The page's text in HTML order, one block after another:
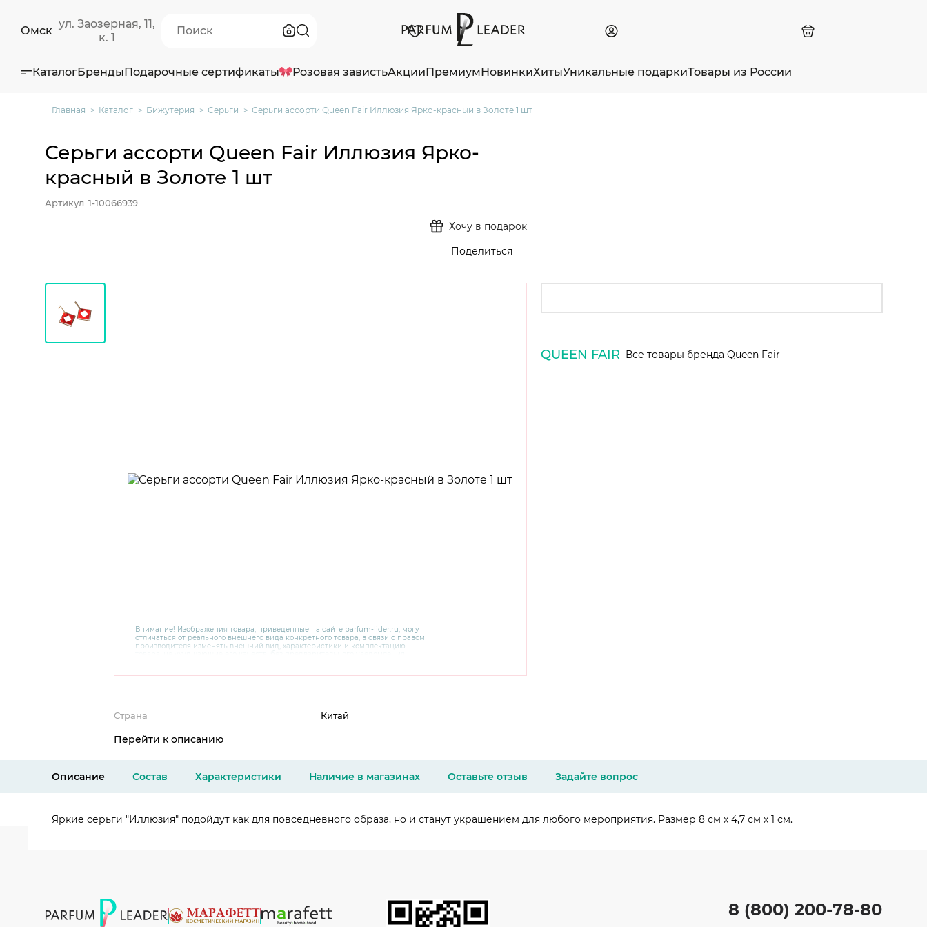
Омск
ул. Заозерная, 11,
к. 1
КаталогБрендыПодарочные сертификаты Розовая завистьАкцииПремиумНовинкиХитыУникальные подаркиТовары из России
Главная Каталог Бижутерия Серьги Серьги ассорти Queen Fair Иллюзия Ярко-красный в Золоте 1 шт
Внимание! Изображения товара, приведенные на сайте parfum-lider.ru, могут
отличаться от реального внешнего вида конкретного товара, в связи с правом
производителя изменять внешний вид, характеристики и комплектацию
консультантов по номеру 8 800 200 78 80.
Серьги ассорти Queen Fair Иллюзия Ярко-
красный в Золоте 1 шт
Артикул 1-10066939
Хочу в подарок
Поделиться
Страна Китай
Перейти к описанию
QUEEN FAIR Все товары бренда Queen Fair
Описание Состав Характеристики Наличие в магазинах Оставьте отзыв Задайте вопрос
Яркие серьги "Иллюзия" подойдут как для повседневного образа, но и станут украшением для любого мероприятия. Размер 8 см х 4,7 см х 1 см.
8 (800) 200-78-80